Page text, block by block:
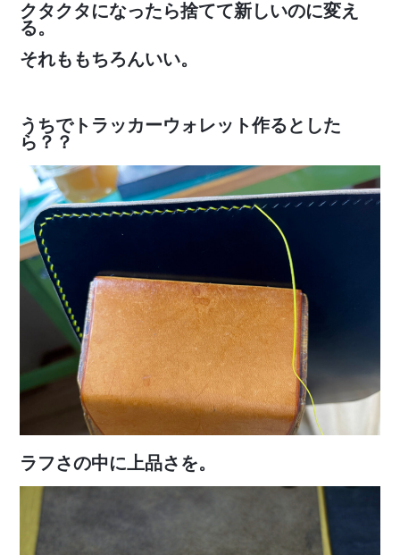
クタクタになったら捨てて新しいのに変え
る。
それももちろんいい。
うちでトラッカーウォレット作るとした
ら？？
ラフさの中に上品さを。